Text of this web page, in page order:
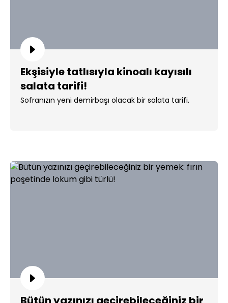
Ekşisiyle tatlısıyla kinoalı kayısılı
salata tarifi!
Sofranızın yeni demirbaşı olacak bir salata tarifi.